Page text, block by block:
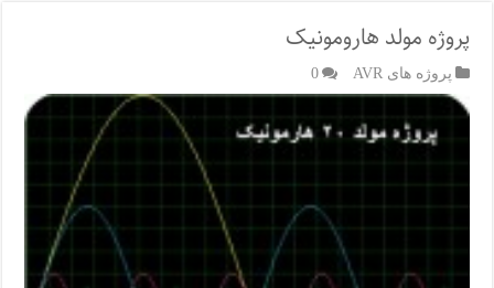
پروژه مولد هارومونیک
پروژه های AVR 0